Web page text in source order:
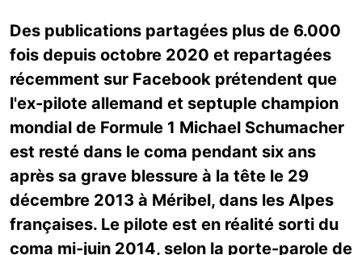
Des publications partagées plus de 6.000
fois depuis octobre 2020 et repartagées
récemment sur Facebook prétendent que
l'ex-pilote allemand et septuple champion
mondial de Formule 1 Michael Schumacher
est resté dans le coma pendant six ans
après sa grave blessure à la tête le 29
décembre 2013 à Méribel, dans les Alpes
françaises. Le pilote est en réalité sorti du
coma mi-juin 2014, selon la porte-parole de